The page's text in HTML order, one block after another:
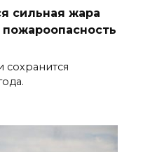
дом
Большой
сильная жара
сохранится